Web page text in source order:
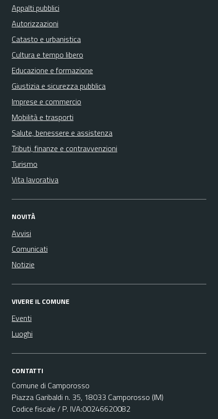
Appalti pubblici
Autorizzazioni
Catasto e urbanistica
Cultura e tempo libero
Educazione e formazione
Giustizia e sicurezza pubblica
Imprese e commercio
Mobilità e trasporti
Salute, benessere e assistenza
Tributi, finanze e contravvenzioni
Turismo
Vita lavorativa
NOVITÀ
Avvisi
Comunicati
Notizie
VIVERE IL COMUNE
Eventi
Luoghi
CONTATTI
Comune di Camporosso
Piazza Garibaldi n. 35, 18033 Camporosso (IM)
Codice fiscale / P. IVA:00246620082